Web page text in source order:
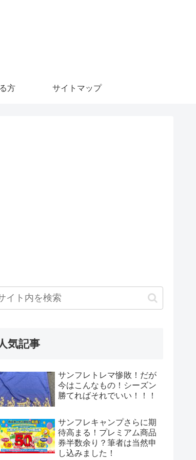
方 サイトマップ
気記事
サンフレトレマ惨敗！だが
今はこんなもの！シーズン
勝てればそれでいい！！！
サンフレキャンプさらに期
待高まる！プレミアム商品
券半数余り？筆者は当然申
し込みました！